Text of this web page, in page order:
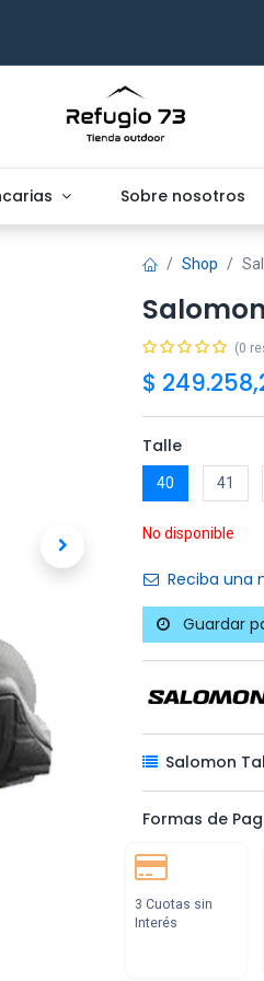
Sobre nosotros
Shop
(0
$
Talle
40 41
No disponible
Reciba una
Guardar
Salomon
Formas de
3 Cuotas sin
Interés